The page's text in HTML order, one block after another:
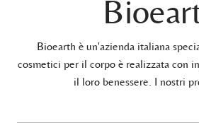
Bioearth è un'azienda italiana
cosmetici per il corpo è realizzata con
il loro benessere. I nostri